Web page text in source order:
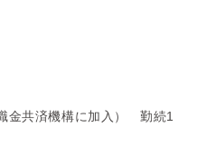
金共済機構に加入） 勤続1